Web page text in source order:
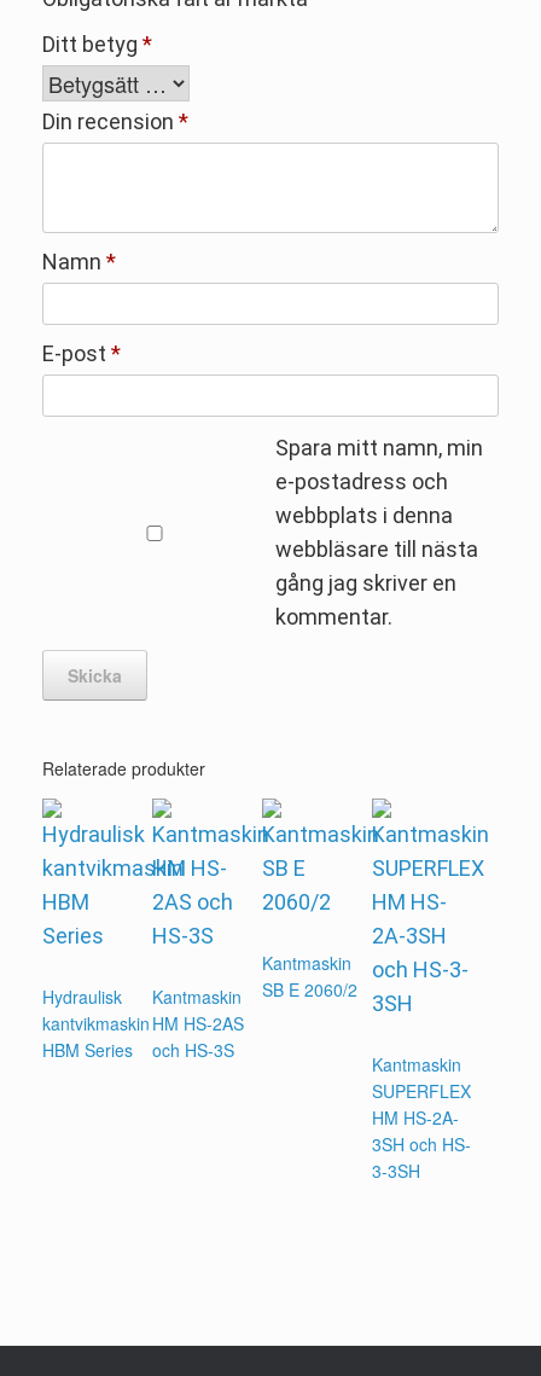
Ditt betyg *
Din recension *
Namn *
E-post *
Spara mitt namn, min
e-postadress och
webbplats i denna
webbläsare till nästa
gång jag skriver en
kommentar.
Relaterade produkter
Hydraulisk
kantvikmaskin
HBM Series
Kantmaskin
HM HS-2AS
och HS-3S
Kantmaskin
SB E 2060/2
Kantmaskin
SUPERFLEX
HM HS-2A-
3SH och HS-
3-3SH